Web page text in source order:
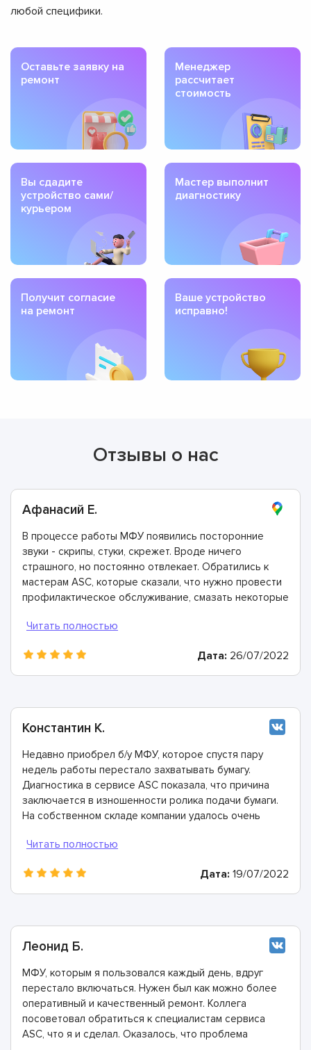
любой специфики.
Оставьте заявку на
ремонт
Менеджер
рассчитает
стоимость
Вы сдадите
устройство сами/
курьером
Мастер выполнит
диагностику
Получит согласие
на ремонт
Ваше устройство
исправно!
Отзывы о нас
Афанасий Е.
В процессе работы МФУ появились посторонние
звуки - скрипы, стуки, скрежет. Вроде ничего
страшного, но постоянно отвлекает. Обратились к
мастерам ASC, которые сказали, что нужно провести
профилактическое обслуживание, смазать некоторые
работы прямо в нашем офисе. Огромное спасибо.
Дата: 26/07/2022
Константин К.
Недавно приобрел б/у МФУ, которое спустя пару
недель работы перестало захватывать бумагу.
Диагностика в сервисе ASC показала, что причина
заключается в изношенности ролика подачи бумаги.
На собственном складе компании удалось очень
который установили всего за 30 минут.
Дата: 19/07/2022
Леонид Б.
МФУ, которым я пользовался каждый день, вдруг
перестало включаться. Нужен был как можно более
оперативный и качественный ремонт. Коллега
посоветовал обратиться к специалистам сервиса
ASC, что я и сделал. Оказалось, что проблема